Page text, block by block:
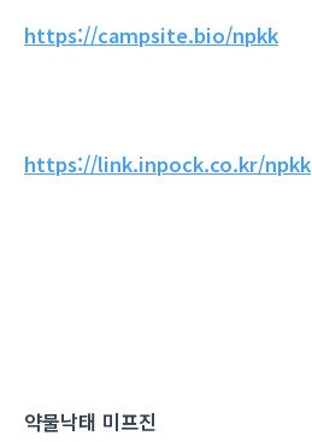
https://campsite.bio/npkk
https://link.inpock.co.kr/npkk
약물낙태 미프진